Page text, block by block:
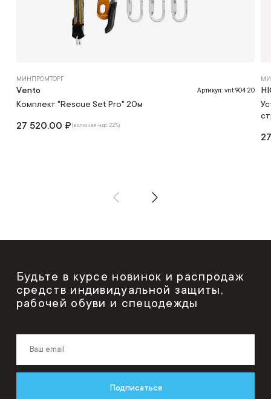
МИНПРОМТОРГ
Vento Артикул: vnt 904 20
Комплект "Rescue Set Pro" 20м
27 520.00 ₽(включая ндс 22%)
Будьте в курсе новинок и распродаж
средств индивидуальной защиты,
рабочей обуви и спецодежды
Подписаться